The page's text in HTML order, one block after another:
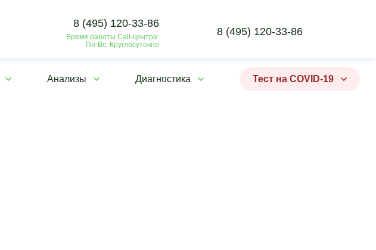
8 (495) 120-33-86
Время работы Call-центра:
Пн-Вс: Круглосуточно
8 (495) 120-33-86
Анализы Диагностика Тест на COVID-19